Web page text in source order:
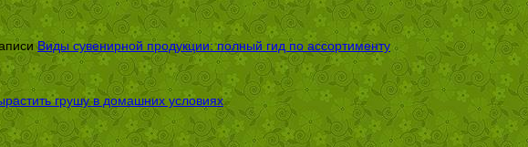
Виды сувенирной продукции: полный гид по ассортименту
грушу в домашних условиях